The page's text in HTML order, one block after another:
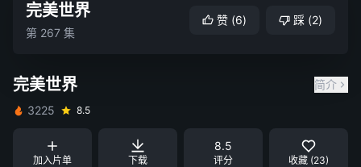
完美世界
第 267 集
赞 (6) 踩 (2)
完美世界
简介
3225
8.5
加入片单 下载
8.5
评分 收藏 (23)